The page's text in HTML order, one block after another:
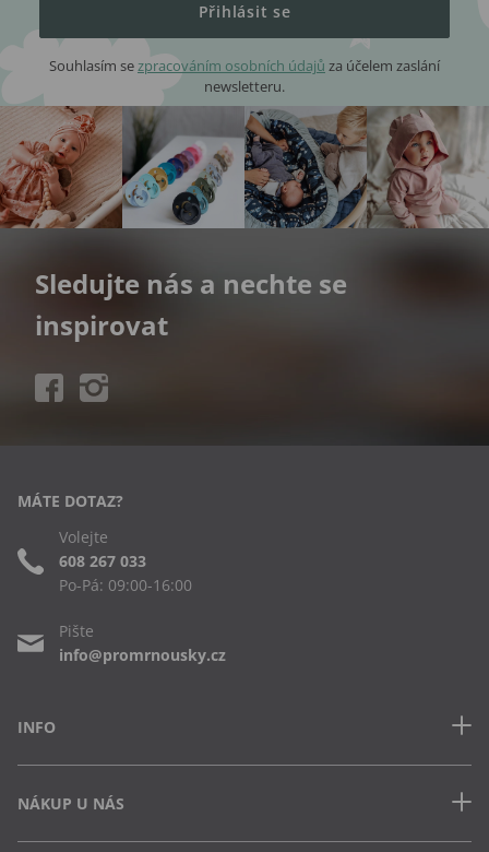
Přihlásit se
Souhlasím sezpracováním osobních údajů za účelem zaslání
newsletteru.
Sledujte nás a nechte se
inspirovat
INFO
Často kladené dotazy
Obchodní podmínky
NÁKUP U NÁS
MÁTE DOTAZ?
Volejte
608 267 033
Po-Pá: 09:00-16:00
Pište
info@promrnousky.cz